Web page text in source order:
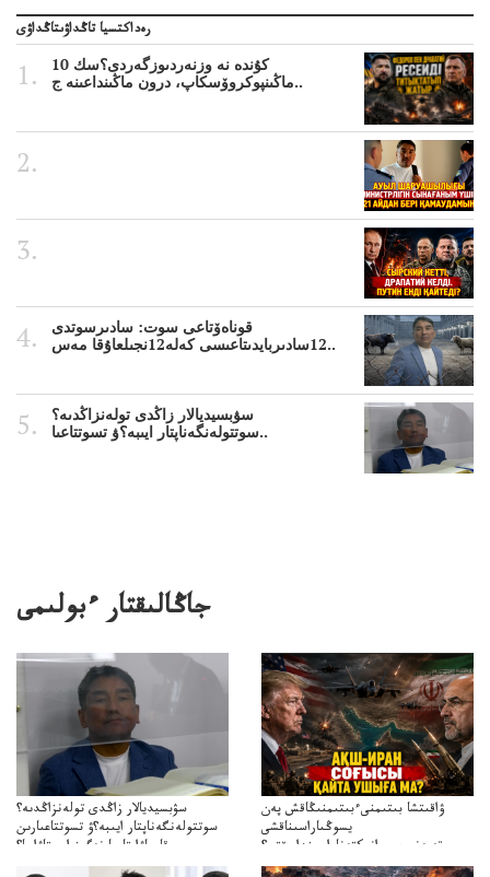
رەداكتسيا تاڭداۋىتاڭداۋى
10 كۇندە نە وزنەردىوزگەردى؟سك
ماڭىنپوكروۆسكاپ، درون ماڭىنداعىنە ج..
قوناەۆتاعى سوت: سادىرسوتدى
12سادىربايدىتاعىسى كەلە12نجىلعاۇقا مەس..
سۋبسيديالار زاڭدى تولەنزاڭدىە؟
سوتتولەنگەناپتار ايىبە؟ۋ تسوتتاعىا..
جاڭالىقتار ءبولىمى
سۋبسيديالار زاڭدى تولەنزاڭدىە؟
سوتتولەنگەناپتار ايىبە؟ۋ تسوتتاعىارىن
قايجاۋاپتارعا نەگىز ايىپتاۋا ما؟
تۇجىرىمدارىنقايتاقاراۋعانەگىزبولاالاما؟
ۋاقىتشا بىتىمنىءبىتىمنىڭاقش پەن
يسوڭىاراسىناقشى
تەپەنىرەسيرانىكتەناراسىنداعىقتى؟
تەكەتىرەسنەلىكتەنقايتاۋشىقتى؟